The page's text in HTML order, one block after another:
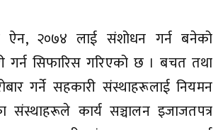
ऐन, २०७४ लाई संशोधन गर्न बनेको
गर्न सिफारिस गरिएको छ । बचत तथा
गर्ने सहकारी संस्थाहरूलाई नियमन
संस्थाहरूले कार्य सञ्चालन इजाजतपत्र